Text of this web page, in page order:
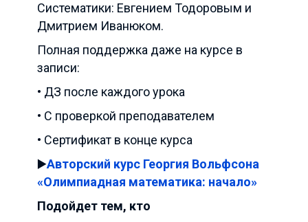
Систематики: Евгением Тодоровым и
Дмитрием Иванюком.
Полная поддержка даже на курсе в
записи:
• ДЗ после каждого урока
• С проверкой преподавателем
• Сертификат в конце курса
▶️Авторский курс Георгия Вольфсона
«Олимпиадная математика: начало»
Подойдет тем, кто